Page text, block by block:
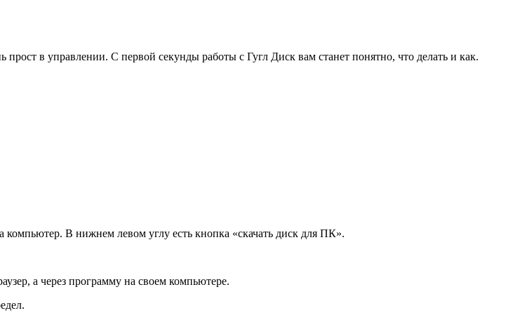
в управлении. С первой секунды работы с Гугл Диск вам станет понятно, что делать и как.
компьютер. В нижнем левом углу есть кнопка «скачать диск для ПК».
а через программу на своем компьютере.